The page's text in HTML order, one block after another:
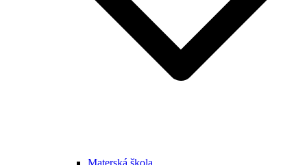
Materská škola